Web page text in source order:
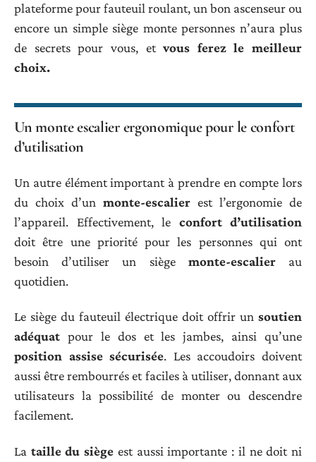
plateforme pour fauteuil roulant, un bon ascenseur ou
encore un simple siège monte personnes n’aura plus
de secrets pour vous, etvous ferez le meilleur
choix.
Un monte escalier ergonomique pour le confort
d’utilisation
Un autre élément important à prendre en compte lors
du choix d’un monte-escalier est l’ergonomie de
l’appareil. Effectivement, le confort d’utilisation
doit être une priorité pour les personnes qui ont
besoin d’utiliser un siège monte-escalierau
quotidien.
Le siège du fauteuil électrique doit offrir un soutien
adéquat pour le dos et les jambes, ainsi qu’une
position assise sécurisée. Les accoudoirs doivent
aussi être rembourrés et faciles à utiliser, donnant aux
utilisateurs la possibilité de monter ou descendre
facilement.
La taille du siège est aussi importante : il ne doit ni